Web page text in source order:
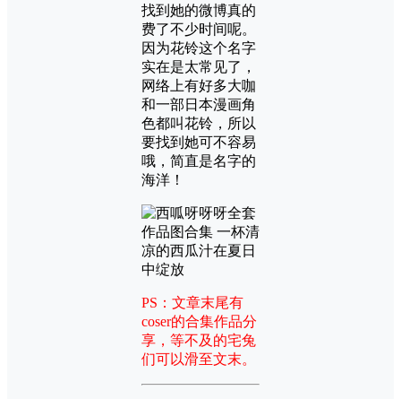
找到她的微博真的
费了不少时间呢。
因为花铃这个名字
实在是太常见了，
网络上有好多大咖
和一部日本漫画角
色都叫花铃，所以
要找到她可不容易
哦，简直是名字的
海洋！
PS：文章末尾有
coser的合集作品分
享，等不及的宅兔
们可以滑至文末。